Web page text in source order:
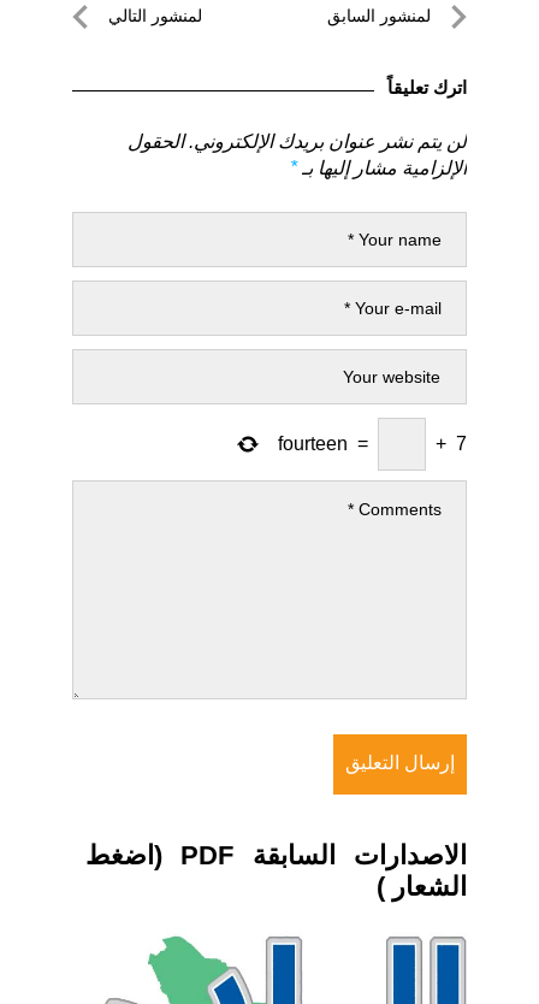
تصفّحلمنشور السابق
السابق
لمنشور التالي
اترك تعليقاً
لن يتم نشر عنوان بريدك الإلكتروني. الحقول
الإلزامية مشار إليها بـ*
7
+
=
fourteen
الاصدارات السابقة PDF (اضغط
الشعار )